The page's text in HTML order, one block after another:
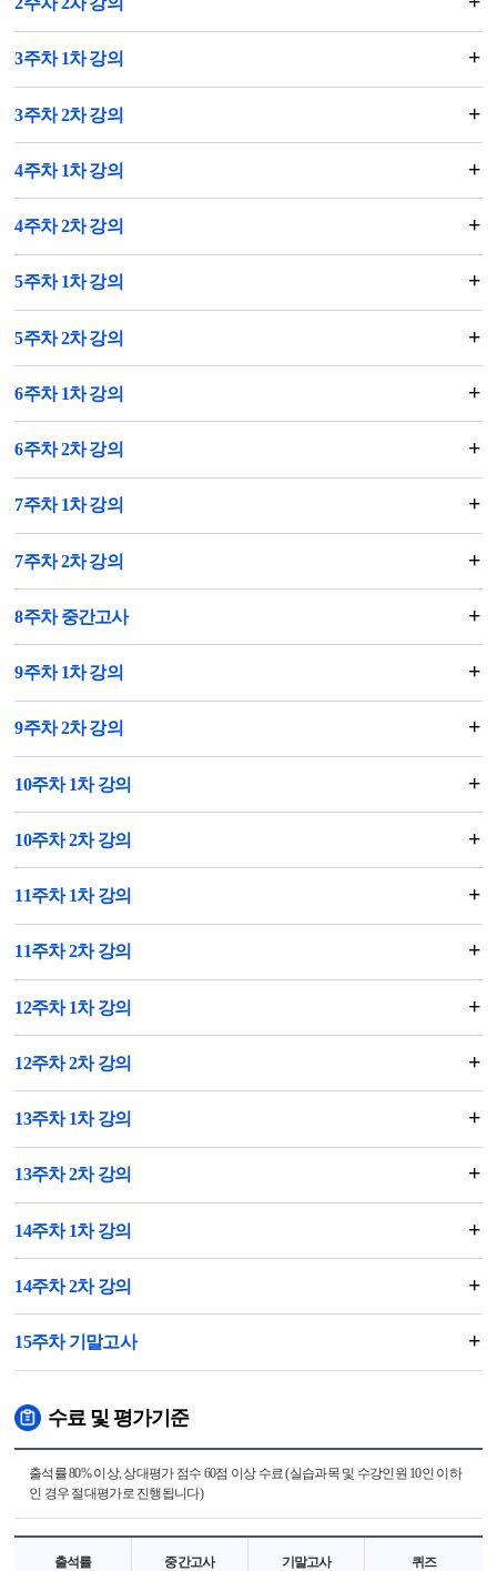
3주차 1차 강의
3주차 2차 강의
4주차 1차 강의
4주차 2차 강의
5주차 1차 강의
5주차 2차 강의
6주차 1차 강의
6주차 2차 강의
7주차 1차 강의
7주차 2차 강의
8주차 중간고사
9주차 1차 강의
9주차 2차 강의
10주차 1차 강의
10주차 2차 강의
11주차 1차 강의
11주차 2차 강의
12주차 1차 강의
12주차 2차 강의
13주차 1차 강의
13주차 2차 강의
14주차 1차 강의
14주차 2차 강의
15주차 기말고사
수료 및 평가기준
출석률 80% 이상, 상대평가 점수 60점 이상 수료 (실습과목 및 수강인원 10인 이하
인 경우 절대평가로 진행됩니다)
출석률 중간고사 기말고사 퀴즈